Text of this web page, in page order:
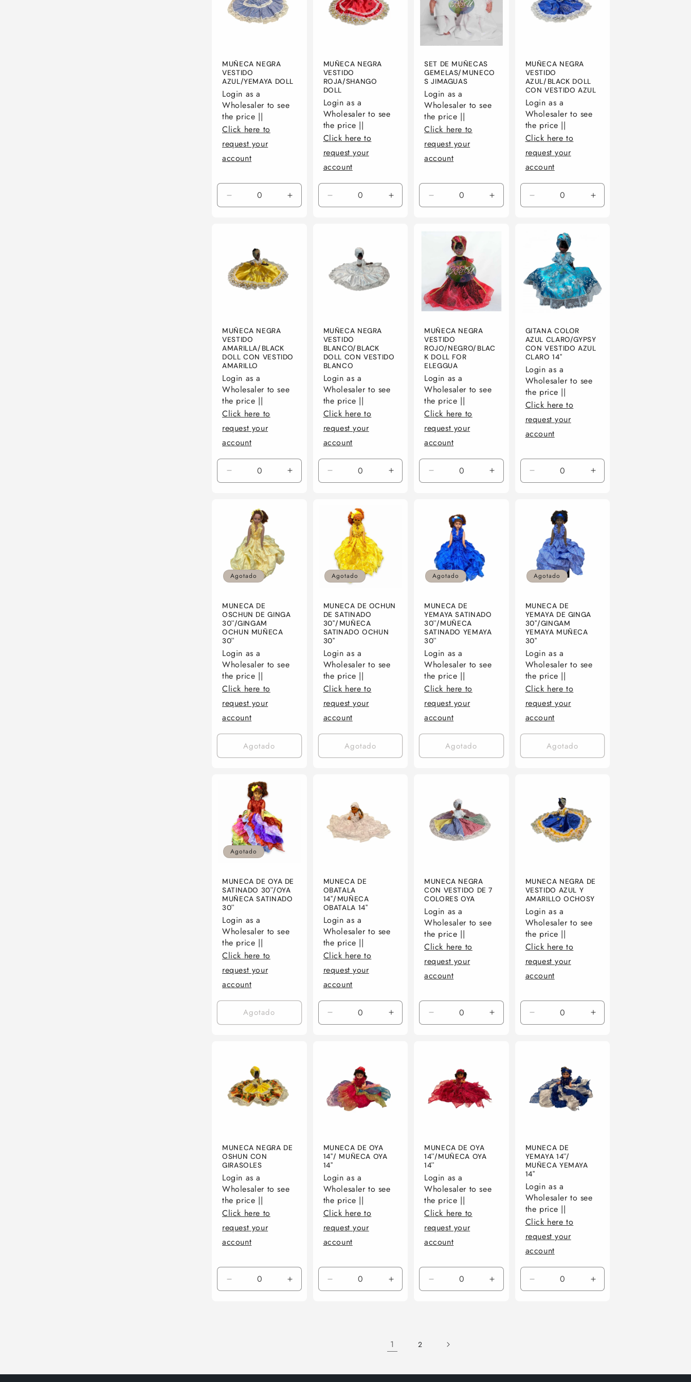
MUÑECA NEGRA
VESTIDO
AZUL/YEMAYA DOLL
Login as a
Wholesaler to see
the price ||
Click here to
request your
account
Reducir
cantidad
Aumentar
cantidad
MUÑECA NEGRA
VESTIDO
ROJA/SHANGO
DOLL
Login as a
Wholesaler to see
the price ||
Click here to
request your
account
Reducir
cantidad
Aumentar
cantidad
SET DE MUÑECAS
GEMELAS/MUNECO
S JIMAGUAS
Login as a
Wholesaler to see
the price ||
Click here to
request your
account
Reducir
cantidad
Aumentar
cantidad
MUÑECA NEGRA
VESTIDO
AZUL/BLACK DOLL
CON VESTIDO AZUL
Login as a
Wholesaler to see
the price ||
Click here to
request your
account
Reducir
cantidad
Default
Aumentar
cantidad
MUÑECA NEGRA
VESTIDO
AMARILLA/BLACK
DOLL CON VESTIDO
AMARILLO
Login as a
Wholesaler to see
the price ||
Click here to
request your
account
Reducir
cantidad
Default
Aumentar
cantidad
MUÑECA NEGRA
VESTIDO
BLANCO/BLACK
DOLL CON VESTIDO
BLANCO
Login as a
Wholesaler to see
the price ||
Click here to
request your
account
Reducir
cantidad
Default
Aumentar
cantidad
MUÑECA NEGRA
VESTIDO
ROJO/NEGRO/BLAC
K DOLL FOR
ELEGGUA
Login as a
Wholesaler to see
the price ||
Click here to
request your
account
Reducir
cantidad
Aumentar
cantidad
GITANA COLOR
AZUL CLARO/GYPSY
CON VESTIDO AZUL
CLARO 14"
Login as a
Wholesaler to see
the price ||
Click here to
request your
account
Reducir
cantidad
Aumentar
cantidad
Agotado
MUNECA DE
OSCHUN DE GINGA
30''/GINGAM
OCHUN MUÑECA
30''
Login as a
Wholesaler to see
the price ||
Click here to
request your
account
Agotado
Agotado
MUNECA DE OCHUN
DE SATINADO
30''/MUÑECA
SATINADO OCHUN
30''
Login as a
Wholesaler to see
the price ||
Click here to
request your
account
Agotado
Agotado
MUNECA DE
YEMAYA SATINADO
30''/MUÑECA
SATINADO YEMAYA
30''
Login as a
Wholesaler to see
the price ||
Click here to
request your
account
Agotado
Agotado
MUNECA DE
YEMAYA DE GINGA
30''/GINGAM
YEMAYA MUÑECA
30''
Login as a
Wholesaler to see
the price ||
Click here to
request your
account
Agotado
Agotado
MUNECA DE OYA DE
SATINADO 30''/OYA
MUÑECA SATINADO
30''
Login as a
Wholesaler to see
the price ||
Click here to
request your
account
Agotado
MUNECA DE
OBATALA
14''/MUÑECA
OBATALA 14''
Login as a
Wholesaler to see
the price ||
Click here to
request your
account
Reducir
cantidad
Aumentar
cantidad
MUNECA NEGRA
CON VESTIDO DE 7
COLORES OYA
Login as a
Wholesaler to see
the price ||
Click here to
request your
account
Reducir
cantidad
Aumentar
cantidad
MUNECA NEGRA DE
VESTIDO AZUL Y
AMARILLO OCHOSY
Login as a
Wholesaler to see
the price ||
Click here to
request your
account
Reducir
cantidad
Aumentar
cantidad
MUNECA NEGRA DE
OSHUN CON
GIRASOLES
Login as a
Wholesaler to see
the price ||
Click here to
request your
account
Reducir
cantidad
Aumentar
cantidad
MUNECA DE OYA
14''/ MUÑECA OYA
14''
Login as a
Wholesaler to see
the price ||
Click here to
request your
account
Reducir
cantidad
Aumentar
cantidad
MUNECA DE OYA
14''/MUÑECA OYA
14''
Login as a
Wholesaler to see
the price ||
Click here to
request your
account
Reducir
cantidad
Aumentar
cantidad
MUNECA DE
YEMAYA 14''/
MUÑECA YEMAYA
14''
Login as a
Wholesaler to see
the price ||
Click here to
request your
account
Reducir
cantidad
Aumentar
cantidad
1 2